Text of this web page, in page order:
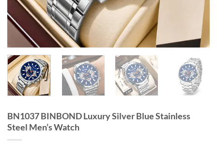
BN1037 BINBOND Luxury Silver Blue Stainless
Steel Men’s Watch